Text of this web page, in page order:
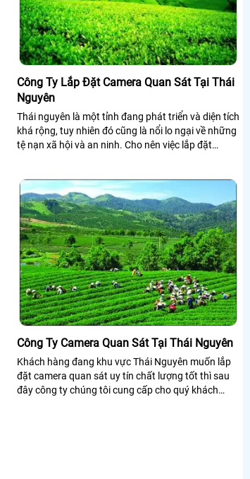
Công Ty Lắp Đặt Camera Quan Sát Tại Thái
Nguyên
Thái nguyên là một tỉnh đang phát triển và diện tích
khá rộng, tuy nhiên đó cũng là nổi lo ngại về những
tệ nạn xã hội và an ninh. Cho nên việc lắp đặt
Công Ty Camera Quan Sát Tại Thái Nguyên
Khách hàng đang khu vực Thái Nguyên muốn lắp
đặt camera quan sát uy tín chất lượng tốt thì sau
đây công ty chúng tôi cung cấp cho quý khách